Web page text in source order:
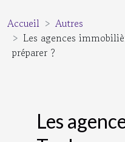
Accueil
Autres
Les agences
préparer ?
Les